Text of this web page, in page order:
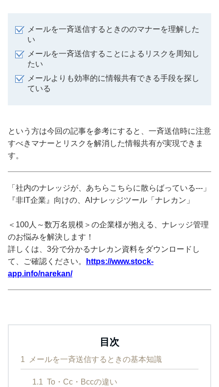
メールを一斉送信するときののマナーを理解した
い
メールを一斉送信することによるリスクを周知し
たい
メールよりも効率的に情報共有できる手段を探し
ている
という方は今回の記事を参考にすると、一斉送信時に注意
すべきマナーとリスクを解消した情報共有が実現できま
す。
「社内のナレッジが、あちらこちらに散らばっている---」
『非IT企業』向けの、AIナレッジツール「ナレカン」
＜100人～数万名規模＞の企業様が抱える、ナレッジ管理
のお悩みを解決します！
詳しくは、3分で分かるナレカン資料をダウンロードし
て、ご確認ください。
https://www.stock-
app.info/narekan/
目次
1 メールを一斉送信するときの基本知識
1.1 To・Cc・Bccの違い